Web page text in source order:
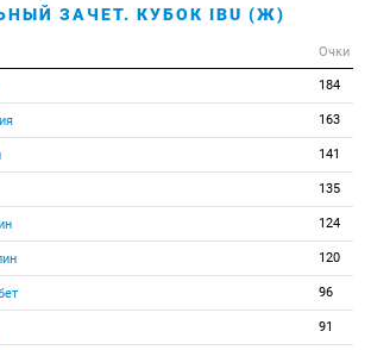
ЗАЧЕТ. КУБОК IBU (Ж)
Очки
184
163
141
135
124
120
96
91